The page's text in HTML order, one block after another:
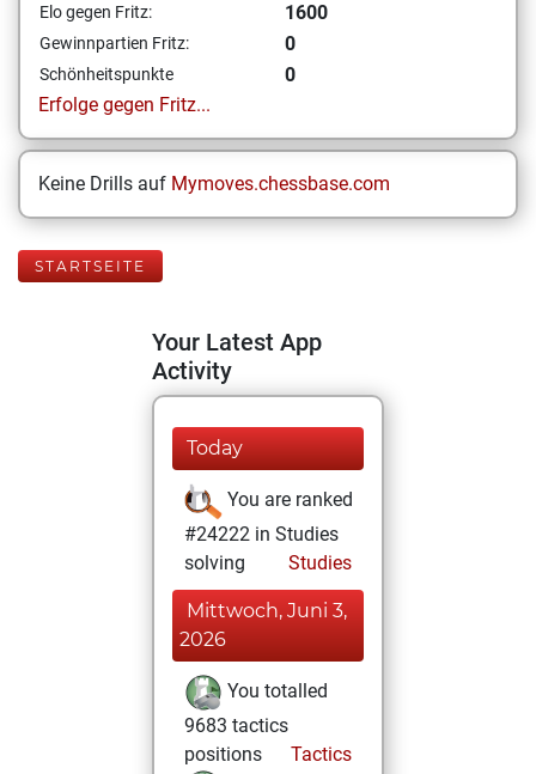
Elo gegen Fritz: 1600
Gewinnpartien Fritz: 0
Schönheitspunkte
0
Erfolge gegen Fritz...
Keine Drills auf Mymoves.chessbase.com
STARTSEITE
Your Latest App
Activity
Today
You are ranked
#24222 in Studies
solving
Studies
Mittwoch, Juni 3,
2026
You totalled
9683 tactics
positions
Tactics